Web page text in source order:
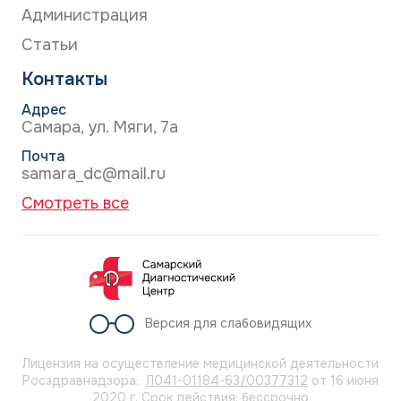
Полный спектр лабораторной диагностики.
Администрация
Статьи
Контакты
Адрес
Самара, ул. Мяги, 7а
Почта
samara_dc@mail.ru
Смотреть все
Версия для слабовидящих
Лицензия на осуществление медицинской деятельности
Росздравнадзора: Л041-01184-63/00377312 от 16 июня
2020 г. Срок действия: бессрочно